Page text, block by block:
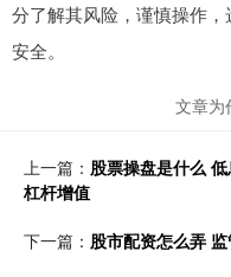
分了解其风险，谨慎操作
安全。
文章为
上一篇： 股票操盘是什么
杠杆增值
下一篇： 股市配资怎么弄